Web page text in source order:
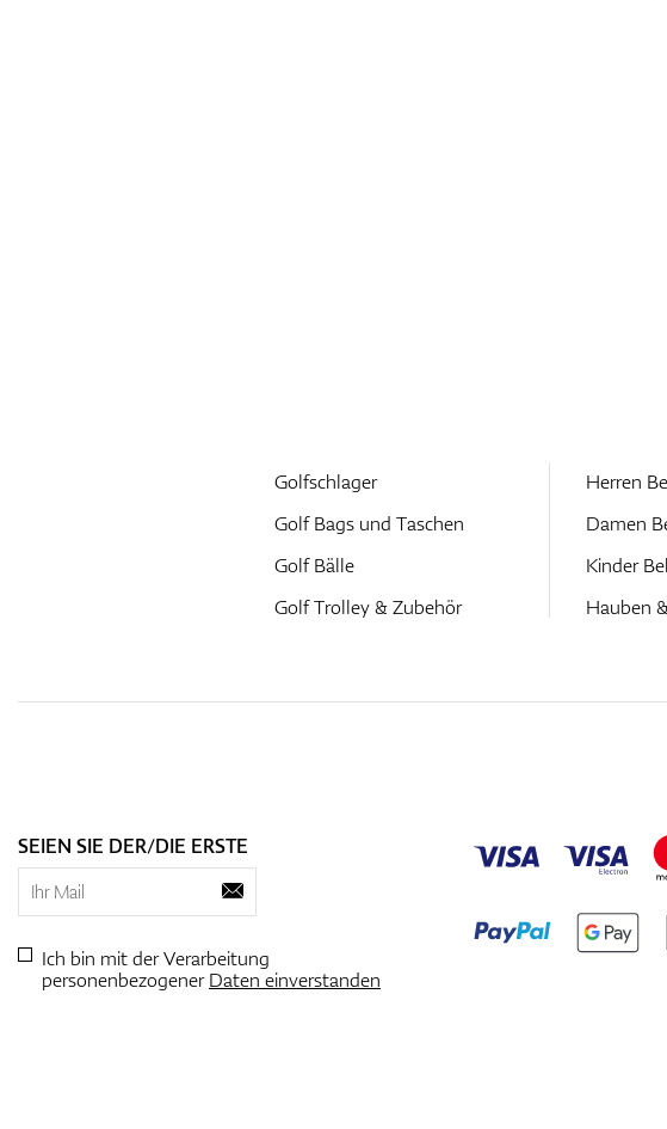
Golfschlager
Golf Bags und Taschen
Golf Bälle
Golf Trolley & Zubehör
Herren
Damen
Kinder
Hauben
SEIEN SIE DER/DIE ERSTE
Ich bin mit der Verarbeitung
personenbezogenerDaten einverstanden